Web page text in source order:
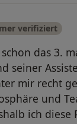
verifiziert
das 3.
seiner
mir recht
und
ich diese